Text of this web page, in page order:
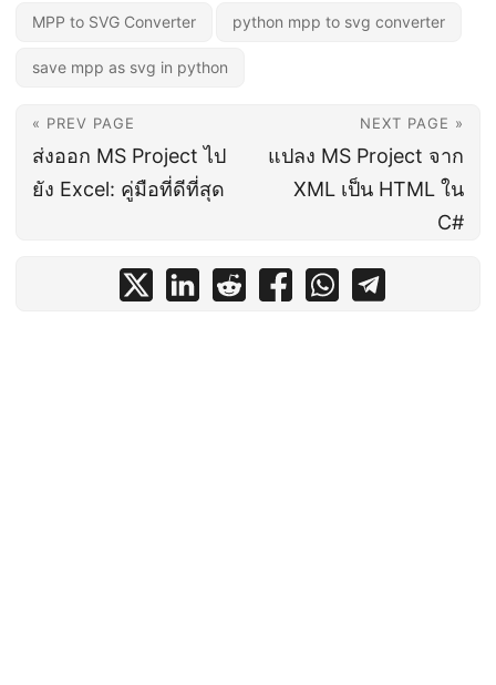
MPP to SVG Converter python mpp to svg converter
save mpp as svg in python
« PREV PAGE
ส่งออก MS Project ไป
ยัง Excel: คู่มือที่ดีที่สุด
NEXT PAGE »
แปลง MS Project จาก
XML เป็น HTML ใน
C#